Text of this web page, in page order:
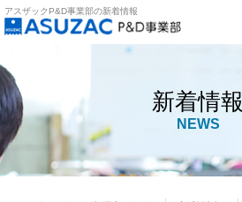
アスザックP&D事業部の新着情報
新着情報
NEWS